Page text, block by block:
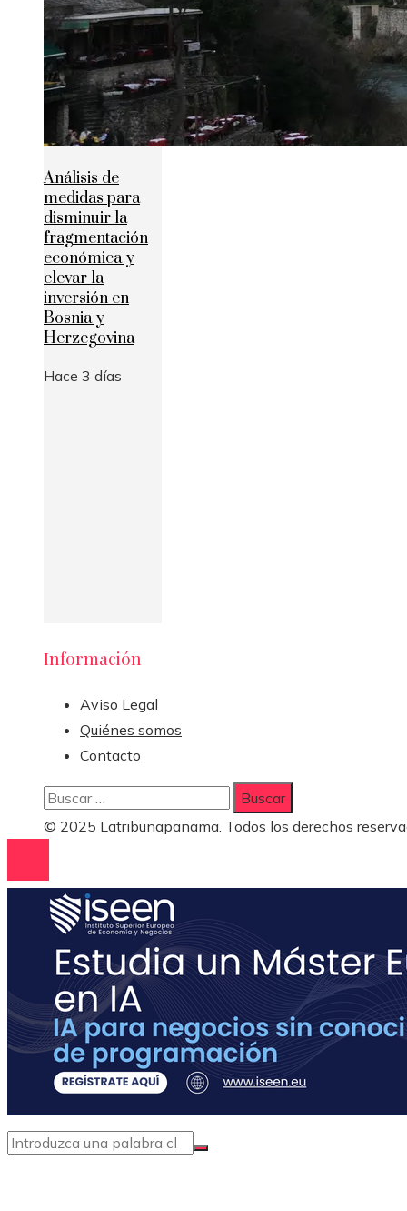
Análisis de
medidas para
disminuir la
fragmentación
económica y
elevar la
inversión en
Bosnia y
Herzegovina
Hace 3 días
Información
Aviso Legal
Quiénes somos
Contacto
Buscar:
© 2025 Latribunapanama. Todos los derechos